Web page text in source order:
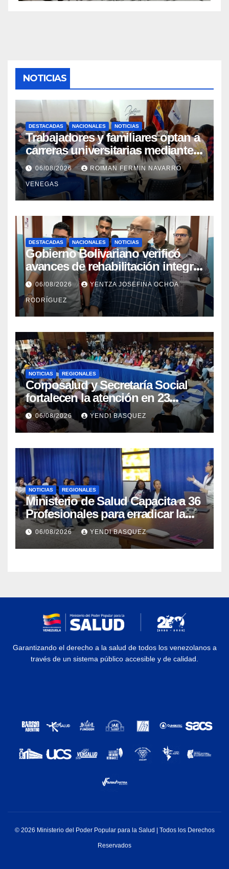
NOTICIAS
DESTACADAS NACIONALES NOTICIAS
Trabajadores y familiares optan a
carreras universitarias mediante
convenio entre MinSalud y la
UCV
06/08/2026 ROIMAN FERMIN NAVARRO
VENEGAS
DESTACADAS NACIONALES NOTICIAS
Gobierno Bolivariano verificó
avances de rehabilitación integral
en el Hospital Dr. José María
Vargas
06/08/2026 YENTZA JOSEFINA OCHOA
RODRÍGUEZ
NOTICIAS REGIONALES
Corposalud y Secretaría Social
fortalecen la atención en 23
municipios
06/08/2026 YENDI BASQUEZ
NOTICIAS REGIONALES
Ministerio de Salud Capacita a 36
Profesionales para erradicar la
Tuberculosis en Yaracuy
06/08/2026 YENDI BASQUEZ
Garantizando el derecho a la salud de todos los venezolanos a
través de un sistema público accesible y de calidad.
© 2026 Ministerio del Poder Popular para la Salud | Todos los Derechos
Reservados